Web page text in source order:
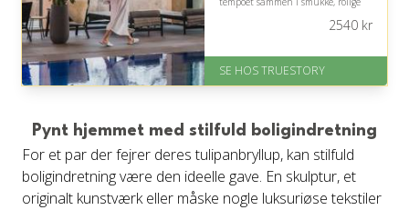
Eller lav digitalt gavekort med det
på 4.7 ud af 5
2540kr
SE HOS TRUESTORY
Pynt hjemmet med stilfuld boligindretning
For et par der fejrer deres tulipanbryllup, kan stilfuld
boligindretning være den ideelle gave. En skulptur, et
originalt kunstværk eller måske nogle luksuriøse tekstiler